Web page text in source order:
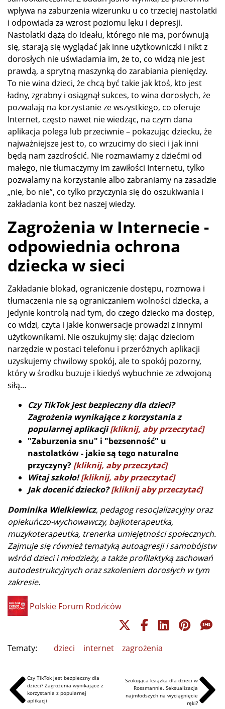
wpływa na zaburzenia wizerunku u co trzeciej nastolatki
i odpowiada za wzrost poziomu lęku i depresji.
Nastolatki dążą do ideału, którego nie ma, porównują
się, starają się wyglądać jak inne użytkowniczki i nikt z
dorosłych nie uświadamia im, że to, co widzą nie jest
prawdą, a sprytną maszynką do zarabiania pieniędzy.
To nie wina dzieci, że chcą być takie jak ktoś, kto jest
ładny, zgrabny i osiągnął sukces, to wina dorosłych, że
pozwalają na korzystanie ze wszystkiego, co oferuje
Internet, często nawet nie wiedząc, na czym dana
aplikacja polega lub przeciwnie – pokazując dziecku, że
najważniejsze jest to, co wrzucimy do sieci i jak inni
będą nam zazdrościć. Nie rozmawiamy z dziećmi od
małego, nie tłumaczymy im zawiłości Internetu, tylko
pozwalamy na korzystanie albo zabraniamy na zasadzie
„nie, bo nie”, co tylko przyczynia się do oszukiwania i
zakładania kont bez naszej wiedzy.
Zagrożenia w Internecie -
odpowiednia ochrona
dziecka w sieci
Zakładanie blokad, ograniczenie dostępu, rozmowa i
tłumaczenia nie są ograniczaniem wolności dziecka, a
jedynie kontrolą nad tym, do czego dziecko ma dostęp,
co widzi, czyta i jakie konwersacje prowadzi z innymi
użytkownikami. Nie oszukujmy się: dając dzieciom
narzędzie w postaci telefonu i przeróżnych aplikacji
uzyskujemy chwilowy spokój, ale to spokój pozorny,
który w środku buzuje i kiedyś wybuchnie ze zdwojoną
siłą…
Czy TikTok jest bezpieczny dla dzieci?
Zagrożenia wynikające z korzystania z
popularnej aplikacji[kliknij, aby przeczytać]
"Zaburzenia snu" i "bezsenność" u
nastolatków - jakie są tego naturalne
przyczyny? [kliknij, aby przeczytać]
Witaj szkoło! [kliknij, aby przeczytać]
Jak docenić dziecko?[kliknij aby przeczytać]
Dominika Wielkiewicz, pedagog resocjalizacyjny oraz
opiekuńczo-wychowawczy, bajkoterapeutka,
muzykoterapeutka, trenerka umiejętności społecznych.
Zajmuje się również tematyką autoagresji i samobójstw
wśród dzieci i młodzieży, a także profilaktyką zachowań
autodestrukcyjnych oraz szkoleniem dorosłych w tym
zakresie.
Polskie Forum Rodziców
Tematy: dzieci internet zagrożenia
Czy TikTok jest bezpieczny dla
dzieci? Zagrożenia wynikające z
korzystania z popularnej
aplikacji
Szokująca książka dla dzieci w
Rossmannie. Seksualizacja
najmłodszych na wyciągnięcie
ręki?